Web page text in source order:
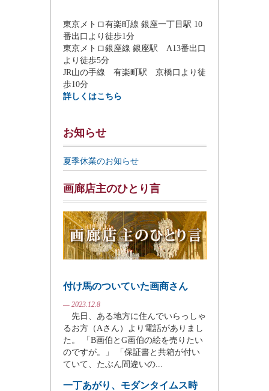
東京メトロ有楽町線 銀座一丁目駅 10
番出口より徒歩1分
東京メトロ銀座線 銀座駅 A13番出口
より徒歩5分
JR山の手線 有楽町駅 京橋口より徒
歩10分
詳しくはこちら
お知らせ
夏季休業のお知らせ
画廊店主のひとり言
付け馬のついていた画商さん
— 2023.12.8
先日、ある地方に住んでいらっしゃ
るお方（Aさん）より電話がありまし
た。 「B画伯とG画伯の絵を売りたい
のですが。」 「保証書と共箱が付い
ていて、たぶん間違いの...
一丁あがり、モダンタイムス時